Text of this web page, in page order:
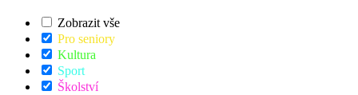
Zobrazit vše
Pro seniory
Kultura
Sport
Školství